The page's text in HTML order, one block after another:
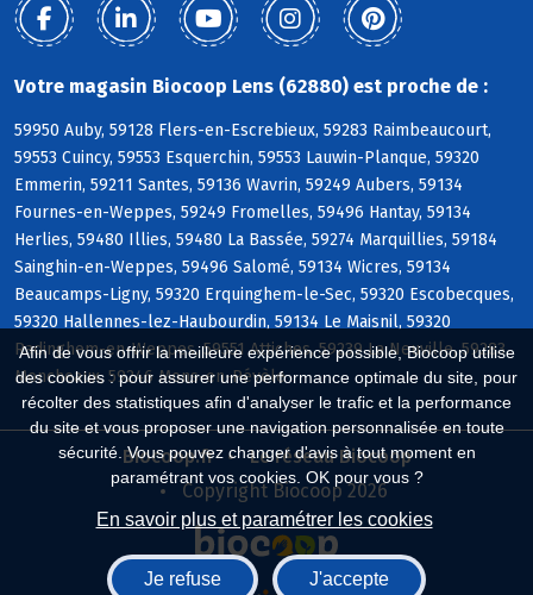
Afin de vous offrir la meilleure expérience possible, Biocoop utilise
des cookies : pour assurer une performance optimale du site, pour
récolter des statistiques afin d'analyser le trafic et la performance
du site et vous proposer une navigation personnalisée en toute
sécurité. Vous pouvez changer d'avis à tout moment en
paramétrant vos cookies. OK pour vous ?
En savoir plus et paramétrer les cookies
Je refuse J'accepte
Votre magasin Biocoop Lens (62880) est proche de :
59950 Auby, 59128 Flers-en-Escrebieux, 59283 Raimbeaucourt,
59553 Cuincy, 59553 Esquerchin, 59553 Lauwin-Planque, 59320
Emmerin, 59211 Santes, 59136 Wavrin, 59249 Aubers, 59134
Fournes-en-Weppes, 59249 Fromelles, 59496 Hantay, 59134
Herlies, 59480 Illies, 59480 La Bassée, 59274 Marquillies, 59184
Sainghin-en-Weppes, 59496 Salomé, 59134 Wicres, 59134
Beaucamps-Ligny, 59320 Erquinghem-le-Sec, 59320 Escobecques,
59320 Hallennes-lez-Haubourdin, 59134 Le Maisnil, 59320
Radinghem-en-Weppes, 59551 Attiches, 59239 La Neuville, 59283
Moncheaux, 59246 Mons-en-Pévèle
Biocoop.fr
Le réseau Biocoop
Copyright Biocoop 2026